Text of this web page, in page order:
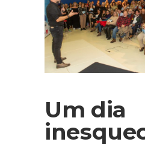
Um dia